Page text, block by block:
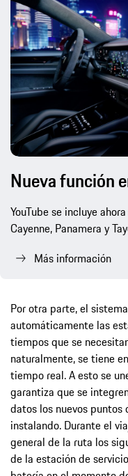
Nueva función
YouTube se incluye
Cayenne, Panamera y
Más información
Por otra parte, el
automáticamente las
tiempos que se
naturalmente, se tiene
tiempo real. A esto se
garantiza que se
datos los nuevos puntos
instalando. Durante el
general de la ruta los
de la estación de